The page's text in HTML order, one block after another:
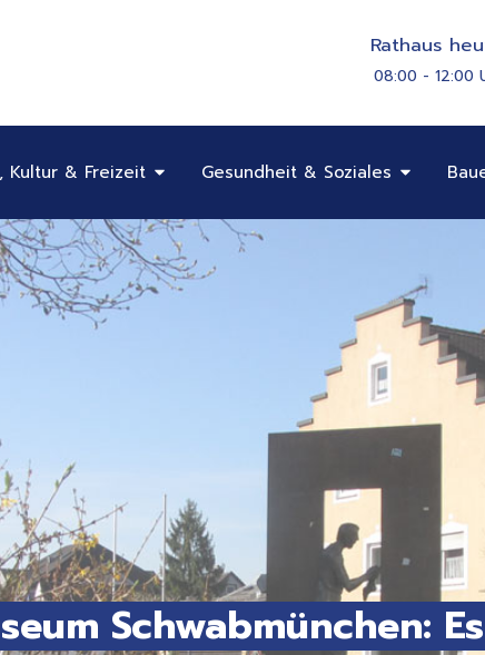
Rathaus
08:00 - 12:00
Kultur & Freizeit Öffne Bildung, Kultur & Freizeit
Gesundheit & Soziales Öffne
Schwabmünchen: